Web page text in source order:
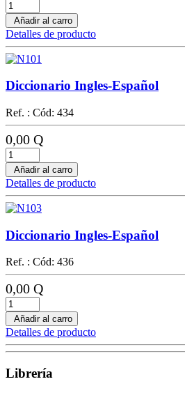
Añadir al carro
Detalles de producto
Diccionario Ingles-Español
Ref. : Cód: 434
0,00 Q
Añadir al carro
Detalles de producto
Diccionario Ingles-Español
Ref. : Cód: 436
0,00 Q
Añadir al carro
Detalles de producto
Librería